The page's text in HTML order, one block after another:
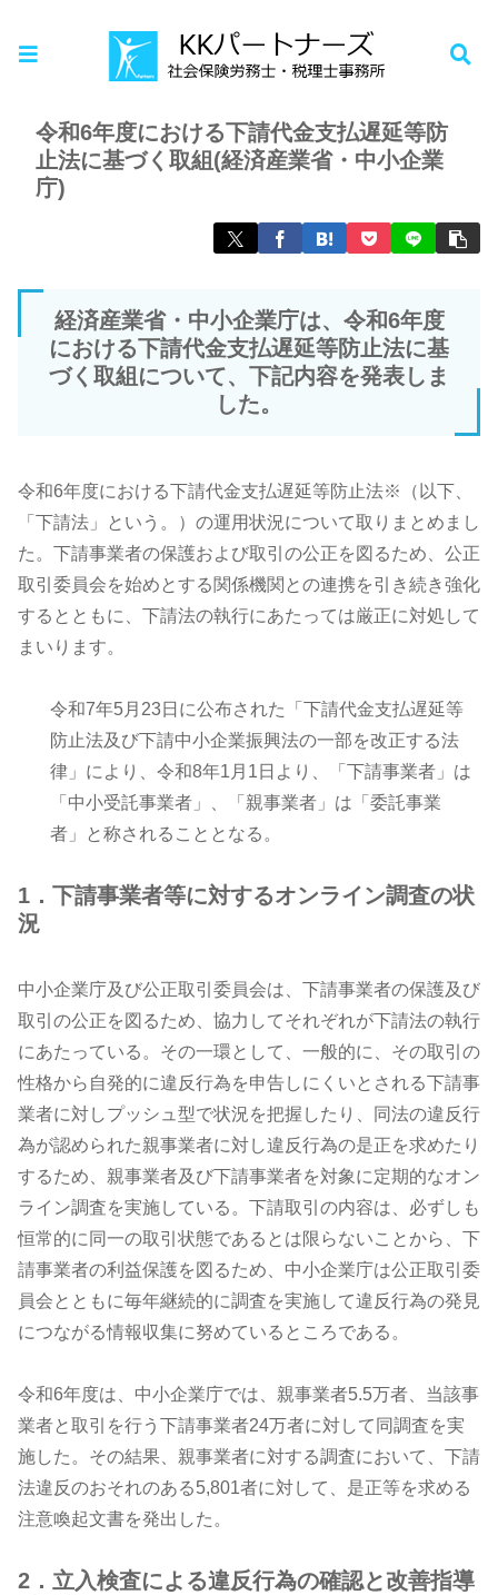
お知らせ
令和6年度における下請代金支払遅延等防
止法に基づく取組(経済産業省・中小企業
庁)
経済産業省・中小企業庁は、令和6年度
における下請代金支払遅延等防止法に基
づく取組について、下記内容を発表しま
した。
令和6年度における下請代金支払遅延等防止法※（以下、
「下請法」という。）の運用状況について取りまとめまし
た。下請事業者の保護および取引の公正を図るため、公正
取引委員会を始めとする関係機関との連携を引き続き強化
するとともに、下請法の執行にあたっては厳正に対処して
まいります。
令和7年5月23日に公布された「下請代金支払遅延等
防止法及び下請中小企業振興法の一部を改正する法
律」により、令和8年1月1日より、「下請事業者」は
「中小受託事業者」、「親事業者」は「委託事業
者」と称されることとなる。
1．下請事業者等に対するオンライン調査の状
況
中小企業庁及び公正取引委員会は、下請事業者の保護及び
取引の公正を図るため、協力してそれぞれが下請法の執行
にあたっている。その一環として、一般的に、その取引の
性格から自発的に違反行為を申告しにくいとされる下請事
業者に対しプッシュ型で状況を把握したり、同法の違反行
為が認められた親事業者に対し違反行為の是正を求めたり
するため、親事業者及び下請事業者を対象に定期的なオン
ライン調査を実施している。下請取引の内容は、必ずしも
恒常的に同一の取引状態であるとは限らないことから、下
請事業者の利益保護を図るため、中小企業庁は公正取引委
員会とともに毎年継続的に調査を実施して違反行為の発見
につながる情報収集に努めているところである。
令和6年度は、中小企業庁では、親事業者5.5万者、当該事
業者と取引を行う下請事業者24万者に対して同調査を実
施した。その結果、親事業者に対する調査において、下請
法違反のおそれのある5,801者に対して、是正等を求める
注意喚起文書を発出した。
2．立入検査による違反行為の確認と改善指導